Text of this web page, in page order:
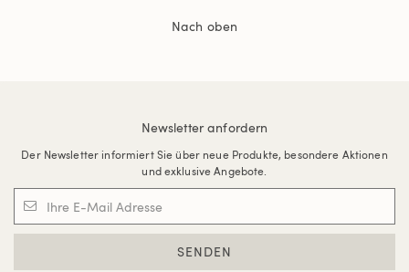
Nach oben
Newsletter anfordern
Der Newsletter informiert Sie über neue Produkte, besondere Aktionen
und exklusive Angebote.
SENDEN